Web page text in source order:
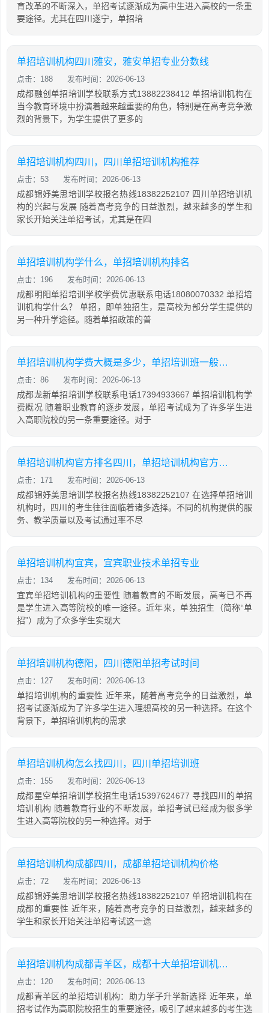
育改革的不断深入，单招考试逐渐成为高中生进入高校的一条重
要途径。尤其在四川遂宁，单招培
单招培训机构四川雅安，雅安单招专业分数线
点击：188 发布时间：2026-06-13
成都融创单招培训学校联系方式13882238412 单招培训机构在
当今教育环境中扮演着越来越重要的角色，特别是在高考竞争激
烈的背景下，为学生提供了更多的
单招培训机构四川，四川单招培训机构推荐
点击：53 发布时间：2026-06-13
成都锦妤美思培训学校报名热线18382252107 四川单招培训机
构的兴起与发展 随着高考竞争的日益激烈，越来越多的学生和
家长开始关注单招考试，尤其是在四
单招培训机构学什么，单招培训机构排名
点击：196 发布时间：2026-06-13
成都明阳单招培训学校学费优惠联系电话18080070332 单招培
训机构学什么？ 单招，即单独招生，是高校为部分学生提供的
另一种升学途径。随着单招政策的普
单招培训机构学费大概是多少，单招培训班一般多少钱
点击：86 发布时间：2026-06-13
成都龙新单招培训学校联系电话17394933667 单招培训机构学
费概况 随着职业教育的逐步发展，单招考试成为了许多学生进
入高职院校的另一条重要途径。对于
单招培训机构官方排名四川，单招培训机构官方排名四川有哪些
点击：171 发布时间：2026-06-13
成都锦妤美思培训学校报名热线18382252107 在选择单招培训
机构时，四川的考生往往面临着诸多选择。不同的机构提供的服
务、教学质量以及考试通过率不尽
单招培训机构宜宾，宜宾职业技术单招专业
点击：134 发布时间：2026-06-13
宜宾单招培训机构的重要性 随着教育的不断发展，高考已不再
是学生进入高等院校的唯一途径。近年来，单独招生（简称“单
招”）成为了众多学生实现大
单招培训机构德阳，四川德阳单招考试时间
点击：127 发布时间：2026-06-13
单招培训机构的重要性 近年来，随着高考竞争的日益激烈，单
招考试逐渐成为了许多学生进入理想高校的另一种选择。在这个
背景下，单招培训机构的需求
单招培训机构怎么找四川，四川单招培训班
点击：155 发布时间：2026-06-13
成都星空单招培训学校招生电话15397624677 寻找四川的单招
培训机构 随着教育行业的不断发展，单招考试已经成为很多学
生进入高等院校的另一种选择。对于
单招培训机构成都四川，成都单招培训机构价格
点击：72 发布时间：2026-06-13
成都锦妤美思培训学校报名热线18382252107 单招培训机构在
成都的重要性 近年来，随着高考竞争的日益激烈，越来越多的
学生和家长开始关注单招考试这一途
单招培训机构成都青羊区，成都十大单招培训机构排名
点击：120 发布时间：2026-06-13
成都青羊区的单招培训机构：助力学子升学新选择 近年来，单
招考试作为高职院校招生的重要途径，吸引了越来越多的考生选